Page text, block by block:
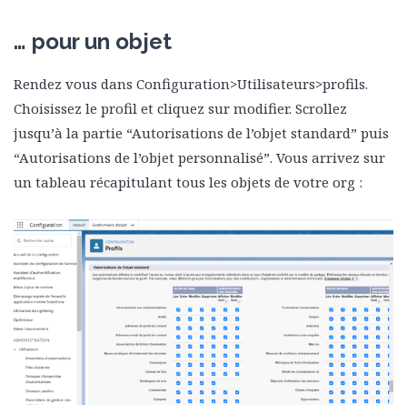
… pour un objet
Rendez vous dans Configuration>Utilisateurs>profils.
Choisissez le profil et cliquez sur modifier. Scrollez
jusqu’à la partie “Autorisations de l’objet standard” puis
“Autorisations de l’objet personnalisé”. Vous arrivez sur
un tableau récapitulant tous les objets de votre org :